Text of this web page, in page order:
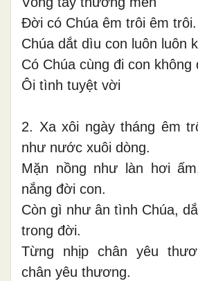
Đời có Chúa êm trôi êm trôi.
Chúa dắt dìu con luôn luôn
Có Chúa cùng đi con không
Ôi tình tuyệt vời
2. Xa xôi ngày tháng êm
như nước xuôi dòng.
Mặn nồng như làn hơi
nắng đời con.
Còn gì như ân tình Chúa,
trong đời.
Từng nhịp chân yêu
chân yêu thương.